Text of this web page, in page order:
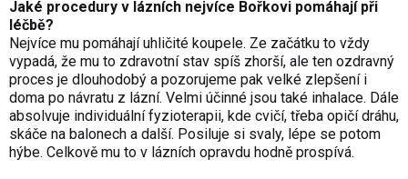
Jaké procedury v lázních nejvíce Bořkovi pomáhají při
léčbě?
Nejvíce mu pomáhají uhličité koupele. Ze začátku to vždy
vypadá, že mu to zdravotní stav spíš zhorší, ale ten ozdravný
proces je dlouhodobý a pozorujeme pak velké zlepšení i
doma po návratu z lázní. Velmi účinné jsou také inhalace. Dále
absolvuje individuální fyzioterapii, kde cvičí, třeba opičí dráhu,
skáče na balonech a další. Posiluje si svaly, lépe se potom
hýbe. Celkově mu to v lázních opravdu hodně prospívá.